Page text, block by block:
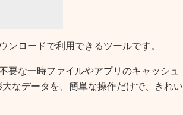
ンロードで利用できるツールです。
要な一時ファイルやアプリのキャッシュ
なデータを、簡単な操作だけで、きれい